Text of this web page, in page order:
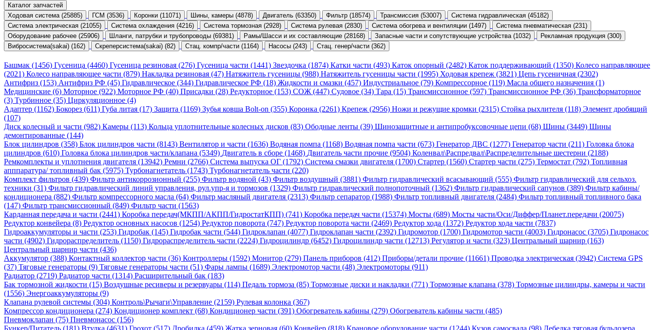
Каталог запчастей
Ходовая система (25885)
ГСМ (3536) Коронки (11071) Шины, камеры (4878) Двигатель (63350) Фильтр (18574) Трансмиссия (53007)
Система гидравлическая (45182)
Система электрическая (21055)
Система охлаждения (4216) Система тормозная (2928) Система рулевая (2830) Система обогрева и вентиляции (1497)
Система пневматическая (231)
Оборудование рабочее (25906)
Шланги, патрубки и трубопроводы (69381) Рамы/Шасси и их составляющие (28168) Запасные части и сопутствующие устройства (1032)
Рекламная продукция (300)
Вибросистема(sakai) (162)
Скреперсистема(sakai) (82) Стац. компр/части (1164) Насосы (243) Стац. генер/части (362)
Башмак (1456) Гусеница (4460) Гусеница резиновая (276) Гусеница части (1441) Звездочка (1874) Катки части (493) Каток опорный (2482) Каток поддерживающий (1350) Колесо направляющее
(2021) Колесо направляющее части (879) Накладка резиновая (47) Натяжитель гусеницы (988) Натяжитель гусеницы части (1995) Ходовая крепеж (3821) Цепь гусеничная (2302)
Антифриз (153) Антифриз РФ (45) Гидравлическое (344) Гидравлическое РФ (18) Жидкости и смазки (457) Индустриальное (79) Компрессорное (119) Масла общего назначения (1)
Медицинские (6) Моторное (922) Моторное РФ (40) Присадки (28) Редукторное (153) СОЖ (447) Судовое (34) Тара (15) Трансмиссионное (597) Трансмиссионное РФ (36) Трансформаторное
(3) Турбинное (35) Циркуляционное (4)
Адаптер (1162) Бокорез (611) Губа литая (17) Защита (1169) Зубья ковша Bolt-on (355) Коронка (2261) Крепеж (2956) Ножи и режущие кромки (2315) Стойка рыхлителя (118) Элемент дробящий
(107)
Диск колесный и части (982) Камеры (113) Кольца уплотнительные колесных дисков (83) Ободные ленты (39) Шинозащитные и антипробуксовочные цепи (68) Шины (3449) Шины
демонтированные (144)
Блок цилиндров (358) Блок цилиндров части (8143) Вентилятор и части (1636) Водяная помпа (1168) Водяная помпа части (673) Генератор ДВС (1277) Генератор части (211) Головка блока
цилиндров (610) Головка блока цилиндров части/клапана (5349) Двигатель в сборе (1468) Двигатель части прочие (9504) Коленвал\Распредвал\Распределительные шестерни (2188)
Ремкомплекты и уплотнения двигателя (13942) Ремни (2766) Система выпуска ОГ (1792) Система смазки двигателя (1700) Стартер (1560) Стартер части (275) Термостат (792) Топливная
апппаратура/ топливный бак (5975) Турбонагнетатель (1743) Турбонагнетатель части (220)
Комплект фильтров (439) Фильтр антикоррозионный (255) Фильтр водяной (43) Фильтр воздушный (3881) Фильтр гидравлический всасывающий (555) Фильтр гидравлический для сельхоз.
техники (31) Фильтр гидравлический линий управления, рул.упр-я и тормозов (1329) Фильтр гидравлический полнопоточный (1362) Фильтр гидравлический сапунов (389) Фильтр кабины/
кондиционера (882) Фильтр компрессорного масла (64) Фильтр масляный двигателя (2313) Фильтр сепаратор (1988) Фильтр топливный двигателя (2484) Фильтр топливный топливного бака
(147) Фильтр трансмиссионный (849) Фильтр части (1563)
Карданная передача и части (2441) Коробка передач(МКПП/АКПП/ГидростатКПП) (741) Коробка передач части (15374) Мосты (689) Мосты части/Оси/Диффер/Планет.передачи (20075)
Редуктор конвейера (8) Редуктор основных насосов (1254) Редуктор поворота (747) Редуктор поворота части (2469) Редуктор хода (1372) Редуктор хода части (7837)
Гидроаккумуляторы и части (253) Гидробак (145) Гидробак части (544) Гидроклапан (4077) Гидроклапан части (2392) Гидромотор (1700) Гидромотор части (4003) Гидронасос (3705) Гидронасос
части (4902) Гидрораспределитель (1150) Гидрораспределитель части (2224) Гидроцилиндр (6452) Гидроцилиндр части (12713) Регулятор и части (323) Центральный шарнир (163)
Центральный шарнир части (436)
Аккумулятор (388) Контактный коллектор части (36) Контроллеры (1592) Монитор (279) Панель приборов (412) Приборы/детали прочие (11661) Проводка электрическая (3942) Система GPS
(37) Тяговые генераторы (9) Тяговые генераторы части (51) Фары лампы (1689) Электромотор части (48) Электромоторы (911)
Радиатор (2719) Радиатор части (1314) Расширительный бак (183)
Бак тормозной жидкости (15) Воздушные ресиверы и резервуары (114) Педаль тормоза (85) Тормозные диски и накладки (771) Тормозные клапана (378) Тормозные цилиндры, камеры и части
(1556) Энергоаккумуляторы (9)
Клапана рулевой системы (304) Контроль\Рычаги\Управление (2159) Рулевая колонка (367)
Компрессор кондиционера (274) Кондиционер комплект (68) Кондиционер части (391) Обогреватель кабины (279) Обогреватель кабины части (485)
Пневмоклапан (75) Пневмонасос (156)